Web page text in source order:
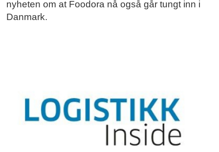
nyheten om at Foodora nå også går tungt inn i
Danmark.